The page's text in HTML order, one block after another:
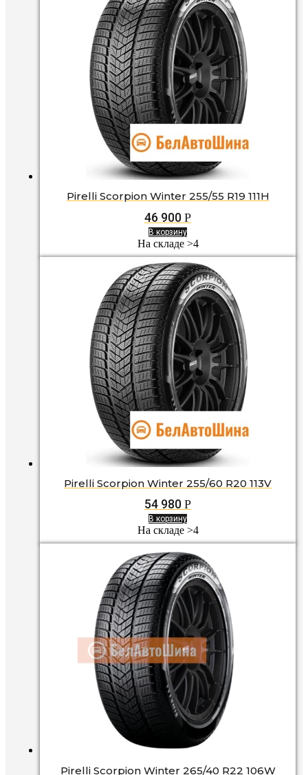
Pirelli Scorpion Winter 255/55 R19 111H
46 900 Р
В корзину
На складе >4
Pirelli Scorpion Winter 255/60 R20 113V
54 980 Р
В корзину
На складе >4
Pirelli Scorpion Winter 265/40 R22 106W